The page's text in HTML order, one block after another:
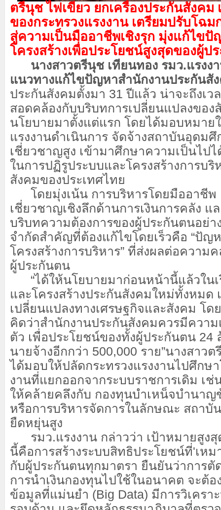
ตรีนุช ไฟเขียว ยกเครื่องประกันสังคม
ของกระทรวงแรงงาน เตรียมปรับโฉม
สู่ความเป็นมืออาชีพเชิงรุก มุ่งแก้ไขปั
โครงสร้างเพื่อประโยชน์สูงสุดของผู้ป
นางสาวตรีนุช เทียนทอง รมว.แรงงา
แนวทางแก้ไขปัญหาสำนักงานประกันสั
ประกันสังคมตั้งมา 31 ปีแล้ว น่าจะถึงเว
สอดคล้องกับบริบทการเปลี่ยนแปลงของ
นโยบายมาตั้งแต่แรก โดยได้มอบหมาย
แรงงานดำเนินการ จัดจ้างสถาบันอุดม
เชี่ยวชาญสูง เข้ามาศึกษาความเป็นไป
ในการปฏิรูประบบและโครงสร้างการบริ
สังคมของประเทศไทย
โดยมุ่งเน้น การบริหารโดยมืออาชีพ
เชี่ยวชาญเชิงลึกด้านการเงินการคลัง แ
บริบทความต้องการของผู้ประกันตนอย่า
จำกัดสำคัญที่ต้องแก้ไขโดยเร็วคือ “ปัญ
โครงสร้างการบริหาร” ที่ส่งผลต่อความ
ผู้ประกันตน
“ได้ให้นโยบายมาก่อนหน้านี้แล้วในเ
และโครงสร้างประกันสังคมใหม่ทั้งหมด
เปลี่ยนแปลงทางเศรษฐกิจและสังคม โ
คิดว่าสำนักงานประกันสังคมควรมีความ
ตัว เพื่อประโยชน์ของทั้งผู้ประกันตน 24
นายจ้างอีกกว่า 500,000 ราย”นางสาว
ได้มอบให้ปลัดกระทรวงแรงงานไปศึกษ
งานที่แยกออกจากระบบราชการเดิม เ
ให้คล้ายคลึงกับ กองทุนบำเหน็จบำนาญ
หรือการบริหารจัดการในลักษณะ สถาบั
ยืดหยุ่นสูง
รมว.แรงงาน กล่าวว่า เป้าหมายสูงสุ
นี้คือการสร้างระบบสิทธิประโยชน์ที่'เหม
กับผู้ประกันตนทุกมาตรา ยืนยันว่าการตั
การนำเงินกองทุนไปใช้ในอนาคต จะต้
ข้อมูลที่แม่นยำ (Big Data) มีการวิเครา